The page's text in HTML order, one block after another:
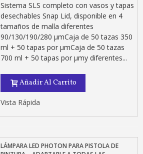
Sistema SLS completo con vasos y tapas
desechables Snap Lid, disponible en 4
tamaños de malla diferentes
90/130/190/280 µmCaja de 50 tazas 350
ml + 50 tapas por µmCaja de 50 tazas
700 ml + 50 tapas por µmy diferentes...
Añadir Al Carrito
Vista Rápida
LÁMPARA LED PHOTON PARA PISTOLA DE